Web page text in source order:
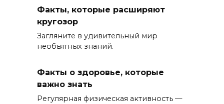
Факты, которые расширяют
кругозор
Загляните в удивительный мир
необъятных знаний.
Факты о здоровье, которые
важно знать
Регулярная физическая активность —